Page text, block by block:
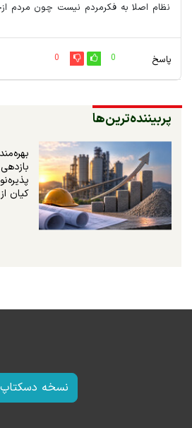
نظام اصلا به فکرمردم نیست چون مردم
پاسخ 0
0
پربیننده‌ترین‌ها
کیان از ۱۸ مرداد ۱۴۰۵
نسخه دسکتاپ